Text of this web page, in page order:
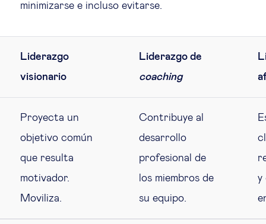
minimizarse e incluso evitarse.
Liderazgo
visionario
Liderazgo de
coaching
Proyecta un
objetivo común
que resulta
motivador.
Moviliza.
Contribuye al
desarrollo
profesional de
los miembros de
su equipo.
y